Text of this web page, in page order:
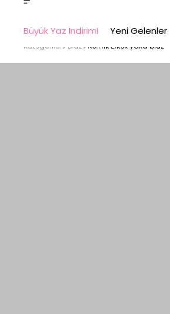
Büyük Yaz İndirimi Yeni Gelenler
Kategoriler Bluz Kemik Erkek yaka bluz